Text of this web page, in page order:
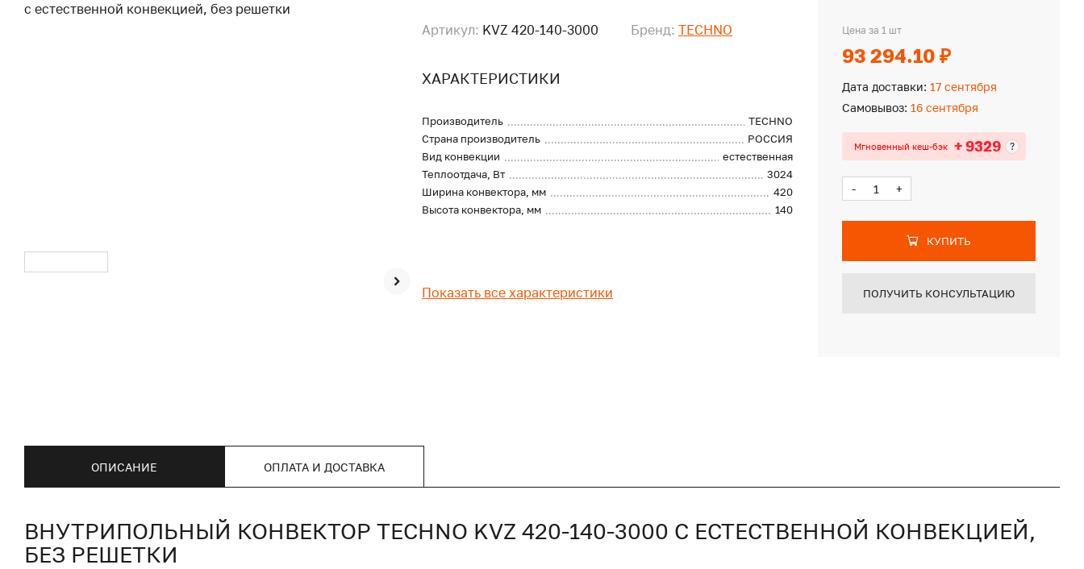
Артикул: KVZ 420-140-3000 Бренд: TECHNO
ХАРАКТЕРИСТИКИ
Производитель
TECHNO
Страна производитель
РОССИЯ
Вид конвекции
естественная
Теплоотдача, Вт
3024
Ширина конвектора, мм
420
Высота конвектора, мм
140
Показать все характеристики
Цена за 1 шт
93 294.10 ₽
Дата доставки: 17 сентября
Самовывоз: 16 сентября
Мгновенный кеш-бэк + 9329 ?
- +
КУПИТЬ
ПОЛУЧИТЬ КОНСУЛЬТАЦИЮ
ОПИСАНИЕ ОПЛАТА И ДОСТАВКА
ВНУТРИПОЛЬНЫЙ КОНВЕКТОР TECHNO KVZ 420-140-3000 С ЕСТЕСТВЕННОЙ КОНВЕКЦИЕЙ,
БЕЗ РЕШЕТКИ